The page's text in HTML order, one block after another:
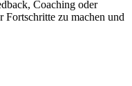
Coaching oder
Fortschritte zu machen und